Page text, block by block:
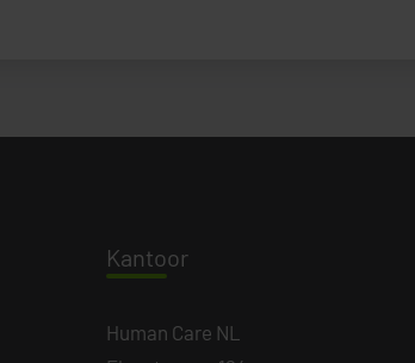
Kantoor
Human Care NL